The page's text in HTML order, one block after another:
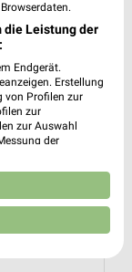
findest Du
gefunden hast,
Weg zu
die Leistung der
Endgerät.
Erstellung
von Profilen zur
zur
zur Auswahl
der
Entwicklung und
zur Auswahl
und in die